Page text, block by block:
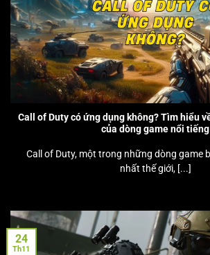
Call of Duty có ứng dụng không? Tìm hiểu
của dòng game nổi tiếng
Call of Duty, một trong những dòng game
nhất thế giới, [...]
24
Th11